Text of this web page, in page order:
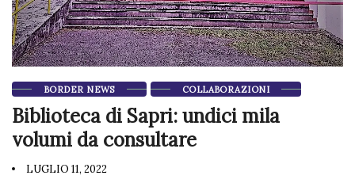
BORDER NEWS COLLABORAZIONI
Biblioteca di Sapri: undici mila
volumi da consultare
LUGLIO 11, 2022